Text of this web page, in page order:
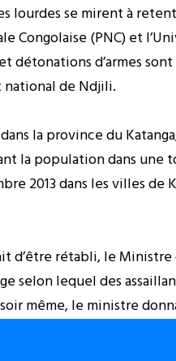
lourdes se mirent à
Congolaise (PNC) et
détonations d’armes
national de Ndjili.
la province du
la population dans
2013 dans les villes
d’être rétabli, le
selon lequel des
même, le ministre